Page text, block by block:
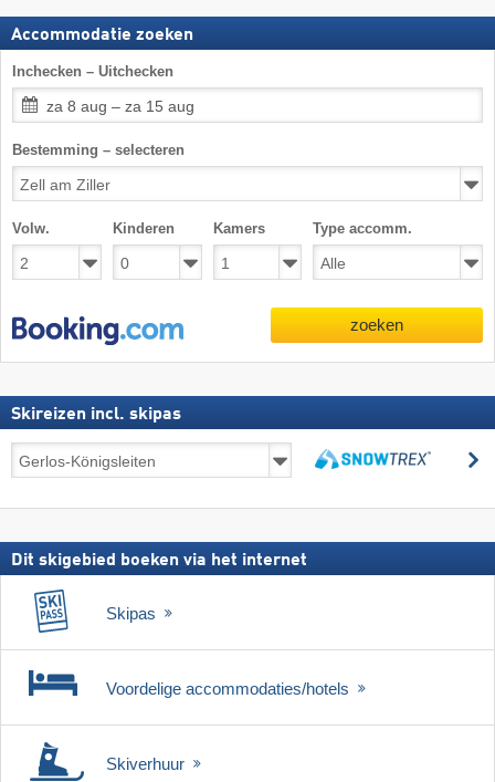
Accommodatie zoeken
Inchecken – Uitchecken
za 8 aug – za 15 aug
Bestemming – selecteren
Volw. Kinderen Kamers Type accomm.
zoeken
Skireizen incl. skipas
incl.
Dit skigebied boeken via het internet
Skipas
Voordelige accommodaties/hotels
Skiverhuur